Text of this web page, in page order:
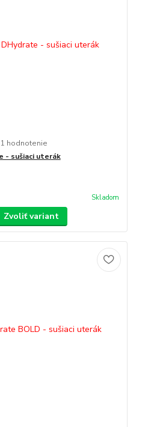
1 hodnotenie
- sušiaci uterák
Skladom
Zvoliť variant